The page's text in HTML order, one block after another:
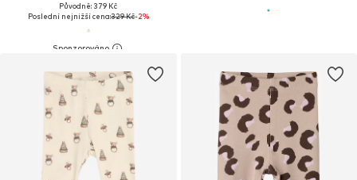
Původně: 379 Kč
Poslední nejnižší cena:329 Kč-2%